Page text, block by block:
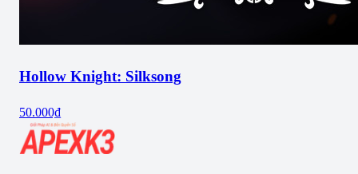
Hollow Knight: Silksong
50.000₫